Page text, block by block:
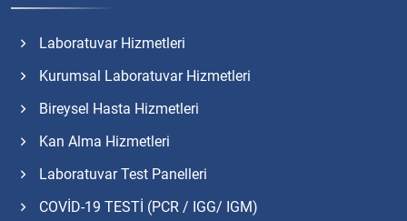
Laboratuvar Hizmetleri
Kurumsal Laboratuvar Hizmetleri
Bireysel Hasta Hizmetleri
Kan Alma Hizmetleri
Laboratuvar Test Panelleri
COVİD-19 TESTİ (PCR / IGG/ IGM)